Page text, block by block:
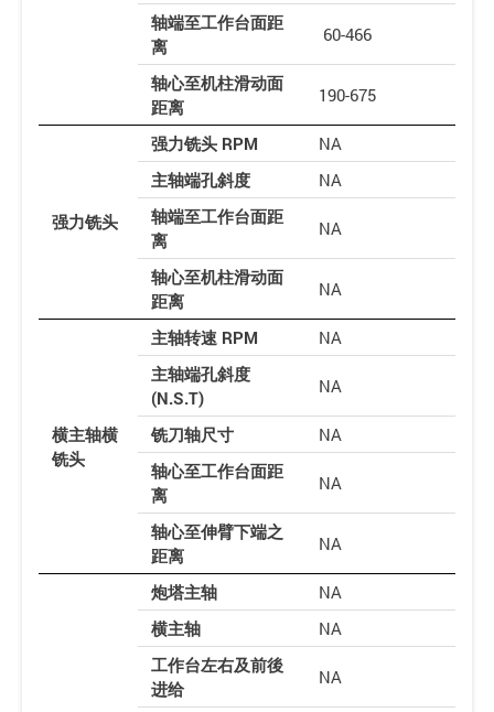
轴端至工作台面距
离
60-466
轴心至机柱滑动面
距离
190-675
强力铣头
强力铣头 RPM
NA
主轴端孔斜度
NA
轴端至工作台面距
离
NA
轴心至机柱滑动面
距离
NA
横主轴横
铣头
主轴转速 RPM
NA
主轴端孔斜度
(N.S.T)
NA
铣刀轴尺寸
NA
轴心至工作台面距
离
NA
轴心至伸臂下端之
距离
NA
炮塔主轴
NA
横主轴
NA
工作台左右及前後
进给
NA